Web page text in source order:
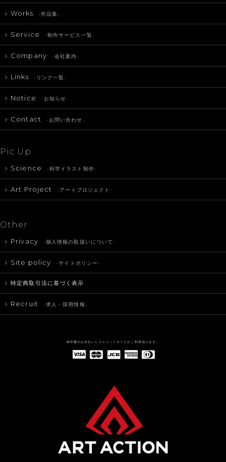
Works -作品集-
Service -制作サービス一覧-
Company -会社案内-
Links -リンク一覧-
Notice -お知らせ-
Contact -お問い合わせ-
Pic Up
Science -科学イラスト制作-
Art Project -アートプロジェクト-
Other
Privacy -個人情報の取扱いについて-
Site policy -サイトポリシー-
特定商取引法に基づく表示
Recruit -求人・採用情報-
制作費のお支払いにクレジットカードがご利用頂けます。